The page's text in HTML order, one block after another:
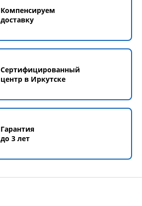
Компенсируем
доставку
Сертифицированный
центр в Иркутске
Гарантия
до 3 лет